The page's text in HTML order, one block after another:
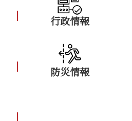
行政情報
防災情報